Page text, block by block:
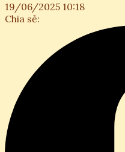
19/06/2025 10:18
Chia sẻ: